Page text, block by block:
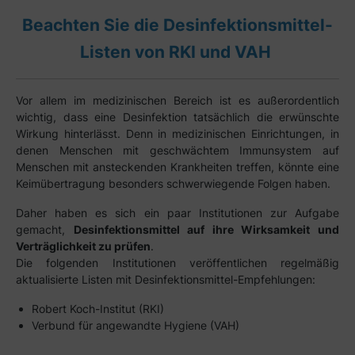
Beachten Sie die Desinfektionsmittel-
Listen von RKI und VAH
Vor allem im medizinischen Bereich ist es außerordentlich
wichtig, dass eine Desinfektion tatsächlich die erwünschte
Wirkung hinterlässt. Denn in medizinischen Einrichtungen, in
denen Menschen mit geschwächtem Immunsystem auf
Menschen mit ansteckenden Krankheiten treffen, könnte eine
Keimübertragung besonders schwerwiegende Folgen haben.
Daher haben es sich ein paar Institutionen zur Aufgabe
gemacht, Desinfektionsmittel auf ihre Wirksamkeit und
Verträglichkeit zu prüfen.
Die folgenden Institutionen veröffentlichen regelmäßig
aktualisierte Listen mit Desinfektionsmittel-Empfehlungen:
Robert Koch-Institut (RKI)
Verbund für angewandte Hygiene (VAH)